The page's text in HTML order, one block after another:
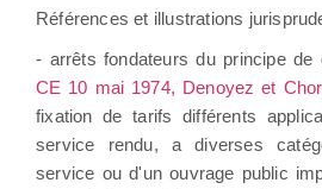
Références et illustrations
- arrêts fondateurs du principe de
CE 10 mai 1974, Denoyez et
fixation de tarifs différents
service rendu, a diverses
service ou d'un ouvrage public